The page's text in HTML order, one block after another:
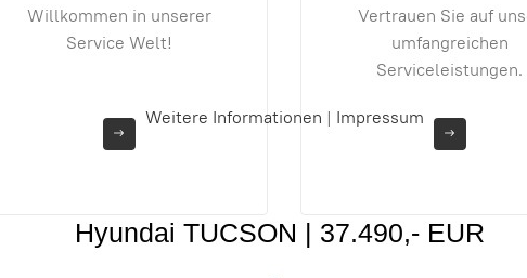
Hyundai TUCSON | 37.490,- EUR
Vertrauen Sie auf unser
umfangreichen
Die günstige
Autovermietung in
Torgau.
Weitere Informationen | Impressum